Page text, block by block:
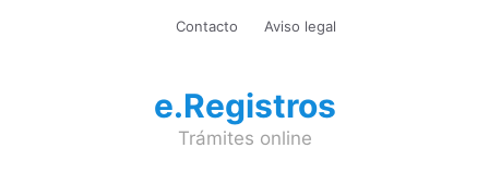
Contacto Aviso legal
e.Registros
Trámites online